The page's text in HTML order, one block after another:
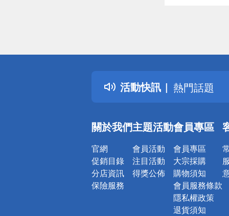
活動快訊
詐騙網頁！
得獎公告
熱門話題
銀行優惠
詐騙網頁！
關於我們
官網
促銷目錄
分店資訊
保險服務
主題活動
會員活動
注目活動
得獎公佈
會員專區
會員專區
大宗採購
購物須知
會員服務條款
隱私權政策
退貨須知